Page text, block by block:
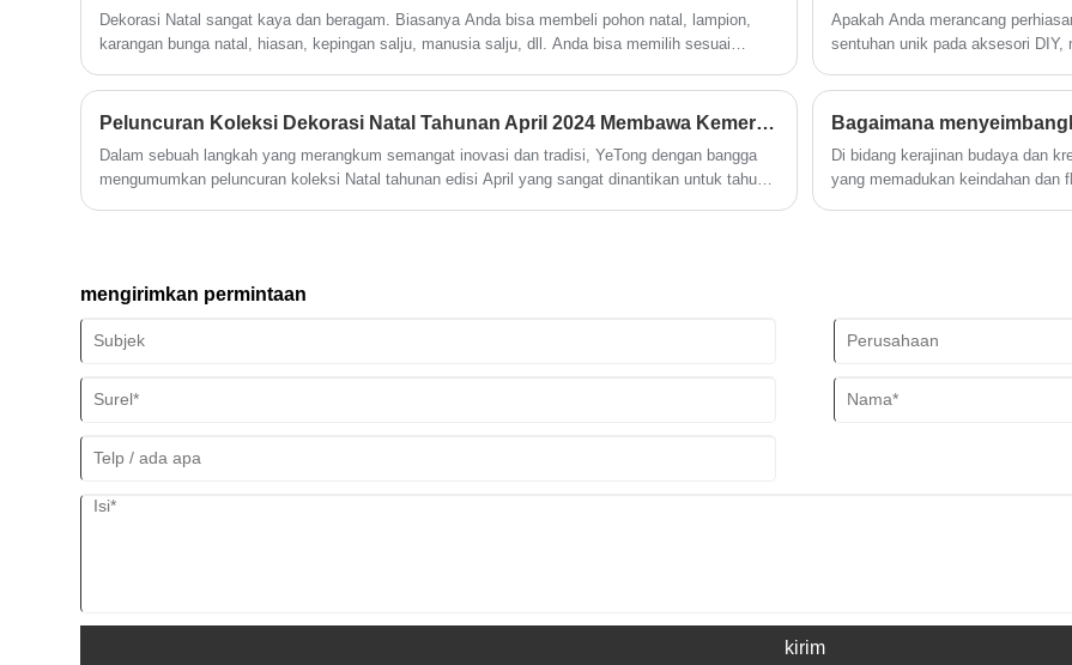
keserbagunaan modern.
Dekorasi Natal sangat kaya dan beragam. Biasanya Anda bisa membeli pohon natal, lampion,
karangan bunga natal, hiasan, kepingan salju, manusia salju, dll. Anda bisa memilih sesuai
Apakah Anda merancang
sentuhan unik pada aksesori
Peluncuran Koleksi Dekorasi Natal Tahunan April 2024 Membawa Kemeriahan Kemeriahan
Dalam sebuah langkah yang merangkum semangat inovasi dan tradisi, YeTong dengan bangga
mengumumkan peluncuran koleksi Natal tahunan edisi April yang sangat dinantikan untuk tahun
Di bidang kerajinan budaya dan
yang memadukan keindahan dan
mengirimkan permintaan
kirim